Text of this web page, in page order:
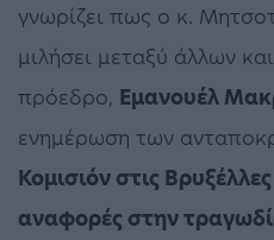
γνωρίζει πως ο κ.
μιλήσει μεταξύ άλλων
πρόεδρο, Εμανουέλ
ενημέρωση των
Κομισιόν στις
αναφορές στην